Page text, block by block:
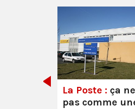
La Poste : ça
pas comme